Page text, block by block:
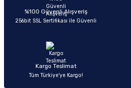
Ürün bilgilerinde hatalar bulunuyor.
Ürün fiyatı diğer sitelerden daha pahalı.
%100 Güvenli Alışveriş
256bit SSL Sertifikası ile Güvenli
Kargo Teslimat
Tüm Türkiye’ye Kargo!